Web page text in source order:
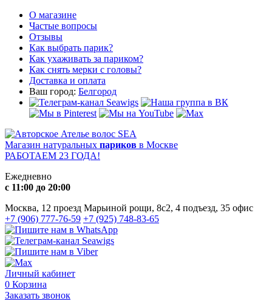
О магазине
Частые вопросы
Отзывы
Как выбрать парик?
Как ухаживать за париком?
Как снять мерки с головы?
Доставка и оплата
Ваш город: Белгород
Магазин натуральных париков в Москве
РАБОТАЕМ 23 ГОДА!
Ежедневно
с 11:00 до 20:00
Москва, 12 проезд Марьиной рощи, 8с2, 4 подъезд, 35 офис
+7 (906) 777-76-59 +7 (925) 748-83-65
Личный кабинет
0 Корзина
Заказать звонок